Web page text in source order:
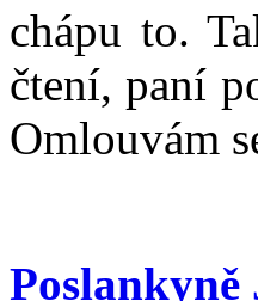
chápu to.
čtení, paní
Omlouvám
Poslankyně